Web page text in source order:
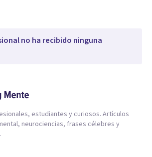
no ha recibido ninguna
estudiantes y curiosos. Artículos
neurociencias, frases célebres y